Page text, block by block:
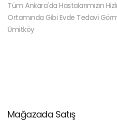
Tüm Ankara'da Hastalarımızın
Ortamında Gibi Evde Tedavi
Ümitköy
Mağazada Satış